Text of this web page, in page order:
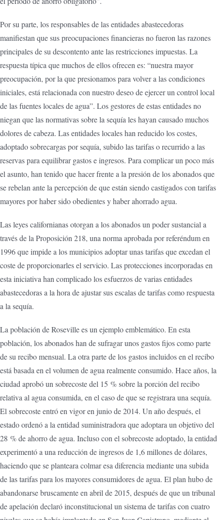
Por su parte, los responsables de las entidades abastecedoras
manifiestan que sus preocupaciones financieras no fueron las razones
principales de su descontento ante las restricciones impuestas. La
respuesta típica que muchos de ellos ofrecen es: “nuestra mayor
preocupación, por la que presionamos para volver a las condiciones
iniciales, está relacionada con nuestro deseo de ejercer un control local
de las fuentes locales de agua”. Los gestores de estas entidades no
niegan que las normativas sobre la sequía les hayan causado muchos
dolores de cabeza. Las entidades locales han reducido los costes,
adoptado sobrecargas por sequía, subido las tarifas o recurrido a las
reservas para equilibrar gastos e ingresos. Para complicar un poco más
el asunto, han tenido que hacer frente a la presión de los abonados que
se rebelan ante la percepción de que están siendo castigados con tarifas
mayores por haber sido obedientes y haber ahorrado agua.
Las leyes californianas otorgan a los abonados un poder sustancial a
través de la Proposición 218, una norma aprobada por referéndum en
1996 que impide a los municipios adoptar unas tarifas que excedan el
coste de proporcionarles el servicio. Las protecciones incorporadas en
esta iniciativa han complicado los esfuerzos de varias entidades
abastecedoras a la hora de ajustar sus escalas de tarifas como respuesta
a la sequía.
La población de Roseville es un ejemplo emblemático. En esta
población, los abonados han de sufragar unos gastos fijos como parte
de su recibo mensual. La otra parte de los gastos incluidos en el recibo
está basada en el volumen de agua realmente consumido. Hace años, la
ciudad aprobó un sobrecoste del 15 % sobre la porción del recibo
relativa al agua consumida, en el caso de que se registrara una sequía.
El sobrecoste entró en vigor en junio de 2014. Un año después, el
estado ordenó a la entidad suministradora que adoptara un objetivo del
28 % de ahorro de agua. Incluso con el sobrecoste adoptado, la entidad
experimentó a una reducción de ingresos de 1,6 millones de dólares,
haciendo que se planteara colmar esa diferencia mediante una subida
de las tarifas para los mayores consumidores de agua. El plan hubo de
abandonarse bruscamente en abril de 2015, después de que un tribunal
de apelación declaró inconstitucional un sistema de tarifas con cuatro